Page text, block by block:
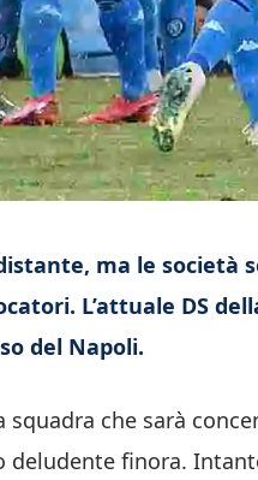
ma le società
L’attuale DS
del Napoli.
squadra che sarà
finora.